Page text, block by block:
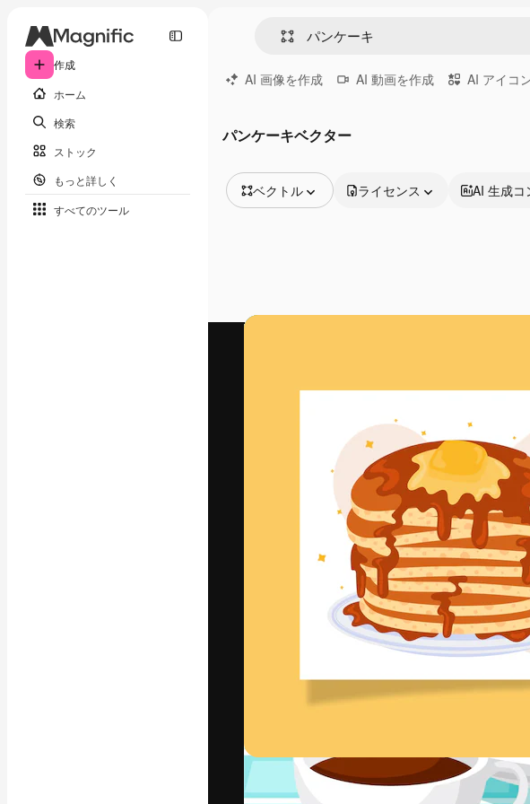
作成
ホーム
検索
ストック
もっと詳しく
すべてのツール
AI 画像を作成 AI 動画を作成 AI アイコ
パンケーキベクター
ベクトル
動画
ライセンス AI 生成コ
最高のクリエイティブ制作を導くため
ットフォーム。クリエイター、企業、
店、スタジオを含む100万人以上が利
います。
日本語
Copyright © 2010- Freepik Company